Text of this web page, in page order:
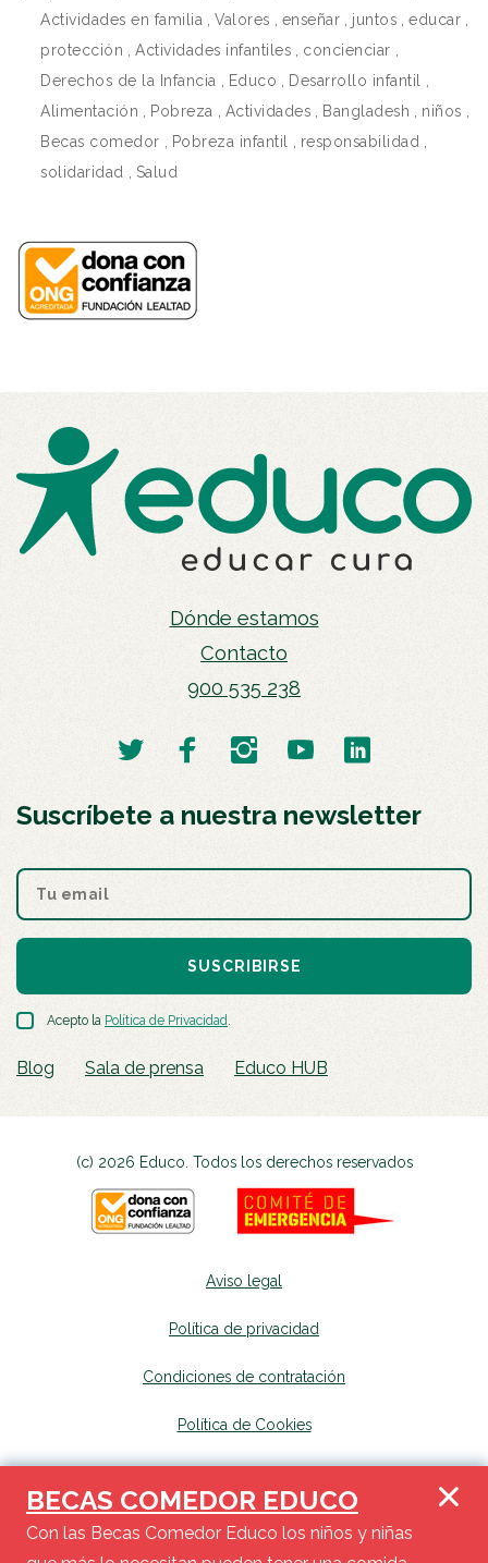
Actividades en familia , Valores , enseñar , juntos , educar ,
protección , Actividades infantiles , concienciar ,
Derechos de la Infancia , Educo , Desarrollo infantil ,
Alimentación , Pobreza , Actividades , Bangladesh , niños ,
Becas comedor , Pobreza infantil , responsabilidad ,
solidaridad , Salud
BECAS COMEDOR EDUCO
Con las Becas Comedor Educo los niños y niñas
Dónde estamos
Contacto
900 535 238
Suscríbete a nuestra newsletter
SUSCRIBIRSE
Acepto la Política de Privacidad.
Blog Sala de prensa Educo HUB
(c) 2026 Educo. Todos los derechos reservados
Aviso legal
Política de privacidad
Condiciones de contratación
Política de Cookies